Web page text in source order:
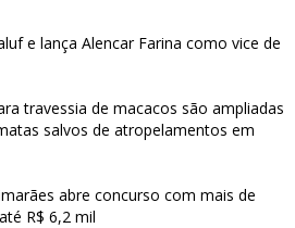
e lança Alencar Farina como vice de
travessia de macacos são ampliadas
salvos de atropelamentos em
abre concurso com mais de
R$ 6,2 mil